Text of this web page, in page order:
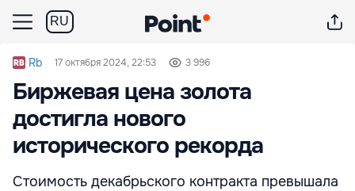
RU
Rb 17 октября 2024, 22:53 3 996
Биржевая цена золота
достигла нового
исторического рекорда
Стоимость декабрьского контракта превышала